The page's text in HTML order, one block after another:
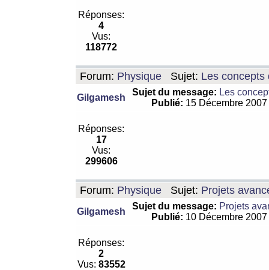
Réponses:
4
Vus:
118772
Forum: Physique Sujet: Les concepts
Gilgamesh
Sujet du message: Les
Publié: 15 Décembre
Réponses:
17
Vus:
299606
Forum: Physique Sujet: Projets
Gilgamesh
Sujet du message: Projets
Publié: 10 Décembre
Réponses:
2
Vus: 83552